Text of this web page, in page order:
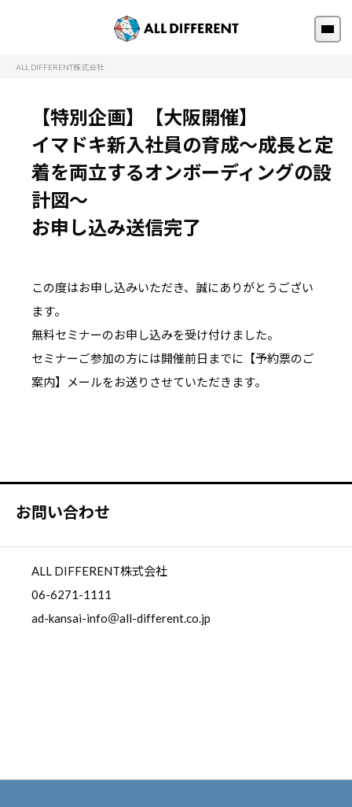
ALL DIFFERENT株式会社
【特別企画】【大阪開催】
イマドキ新入社員の育成～成長と定
着を両立するオンボーディングの設
計図～
お申し込み送信完了
この度はお申し込みいただき、誠にありがとうござい
ます。
無料セミナーのお申し込みを受け付けました。
セミナーご参加の方には開催前日までに【予約票のご
案内】メールをお送りさせていただきます。
お問い合わせ
ALL DIFFERENT株式会社
06-6271-1111
ad-kansai-info＠all-different.co.jp